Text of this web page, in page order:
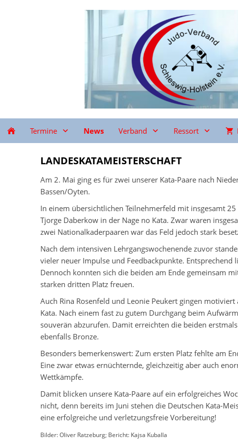
Termine News Verband Ressort
LANDESKATAMEISTERSCHAFT
Am 2. Mai ging es für zwei unserer Kata-Paare nach
Bassen/Oyten.
In einem übersichtlichen Teilnehmerfeld mit insgesamt
Tjorge Daberkow in der Nage no Kata. Zwar waren
zwei Nationalkaderpaaren war das Feld jedoch stark
Nach dem intensiven Lehrgangswochenende zuvor
vieler neuer Impulse und Feedbackpunkte.
Dennoch konnten sich die beiden am Ende gemeinsam
starken dritten Platz freuen.
Auch Rina Rosenfeld und Leonie Peukert gingen
Kata. Nach einem fast zu gutem Durchgang beim
souverän abzurufen. Damit erreichten die beiden
ebenfalls Bronze.
Besonders bemerkenswert: Zum ersten Platz fehlte am
Eine zwar etwas ernüchternde, gleichzeitig aber auch
Wettkämpfe.
Damit blicken unsere Kata-Paare auf ein erfolgreiches
nicht, denn bereits im Juni stehen die Deutschen Kata-
eine erfolgreiche und verletzungsfreie Vorbereitung!
Bilder: Oliver Ratzeburg; Bericht: Kajsa Kuballa